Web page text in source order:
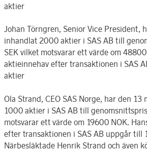
aktier
Johan Törngren, Senior Vice President,
inhandlat 2000 aktier i SAS AB till
SEK vilket motsvarar ett värde om
aktieinnehav efter transaktionen i SAS
aktier
Ola Strand, CEO SAS Norge, har den
1000 aktier i SAS AB till
motsvarar ett värde om 19600 NOK.
efter transaktionen i SAS AB uppgår till
Närbesläktade Henrik Strand och även